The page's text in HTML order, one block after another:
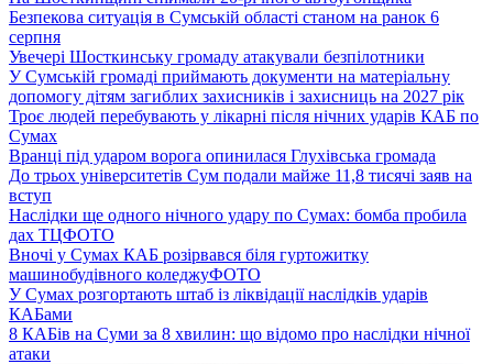
Безпекова ситуація в Сумській області станом на ранок 6
серпня
Увечері Шосткинську громаду атакували безпілотники
У Сумській громаді приймають документи на матеріальну
допомогу дітям загиблих захисників і захисниць на 2027 рік
Троє людей перебувають у лікарні після нічних ударів КАБ по
Сумах
Вранці під ударом ворога опинилася Глухівська громада
До трьох університетів Сум подали майже 11,8 тисячі заяв на
вступ
Наслідки ще одного нічного удару по Сумах: бомба пробила
дах ТЦФОТО
Вночі у Сумах КАБ розірвався біля гуртожитку
машинобудівного коледжуФОТО
У Сумах розгортають штаб із ліквідації наслідків ударів
КАБами
8 КАБів на Суми за 8 хвилин: що відомо про наслідки нічної
атаки